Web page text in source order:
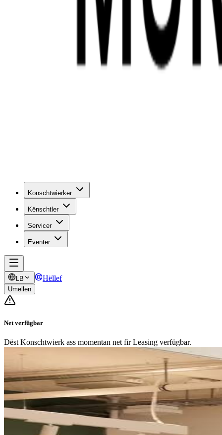
Konschtwierker
Kënschtler
Servicer
Eventer
LB Hëllef
Umellen
Net verfügbar
Dëst Konschtwierk ass momentan net fir Leasing verfügbar.